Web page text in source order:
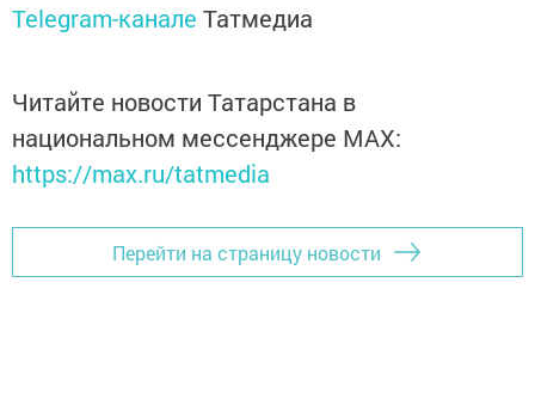
Telegram-канале Татмедиа
Читайте новости Татарстана в
национальном мессенджере MАХ:
https://max.ru/tatmedia
Перейти на страницу новости